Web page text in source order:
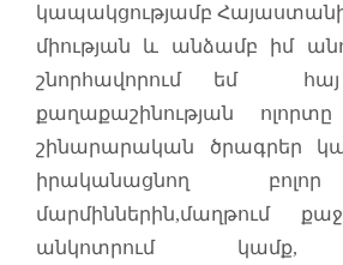
կապակցությամբ
միության և անձամբ իմ
շնորհավորում եմ հայ
քաղաքաշինության ոլորտը
շինարարական ծրագրեր
իրականացնող
մարմիններին,մաղթում քաջ
անկոտրում կամք,